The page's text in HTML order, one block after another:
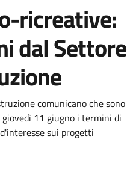
ricreative:
dal Settore
comunicano che sono
11 giugno i termini di
sui progetti